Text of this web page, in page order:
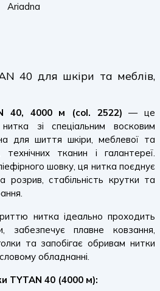
Ariadna
40 для шкіри та меблів,
40, 4000 м (col. 2522) — це
зі спеціальним восковим
для шиття шкіри, меблевої та
технічних тканин і галантереї.
шовку, ця нитка поєднує
розрив, стабільність крутки та
нитка ідеально проходить
забезпечує плавне ковзання,
та запобігає обривам нитки
обладнанні.
TYTAN 40 (4000 м):